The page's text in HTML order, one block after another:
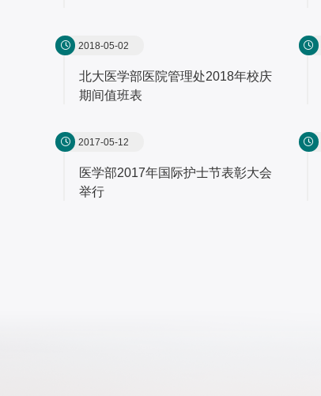
2018-05-02
北大医学部医院管理处2018年校庆
期间值班表
2017-05-12
医学部2017年国际护士节表彰大会
举行